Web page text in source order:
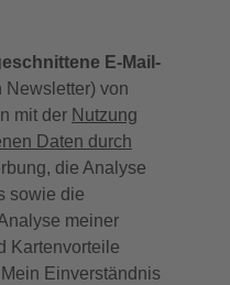
E-Mail-
Newsletter) von
mit der Nutzung
Daten durch
die Analyse
sowie die
meiner
Kartenvorteile
Einverständnis